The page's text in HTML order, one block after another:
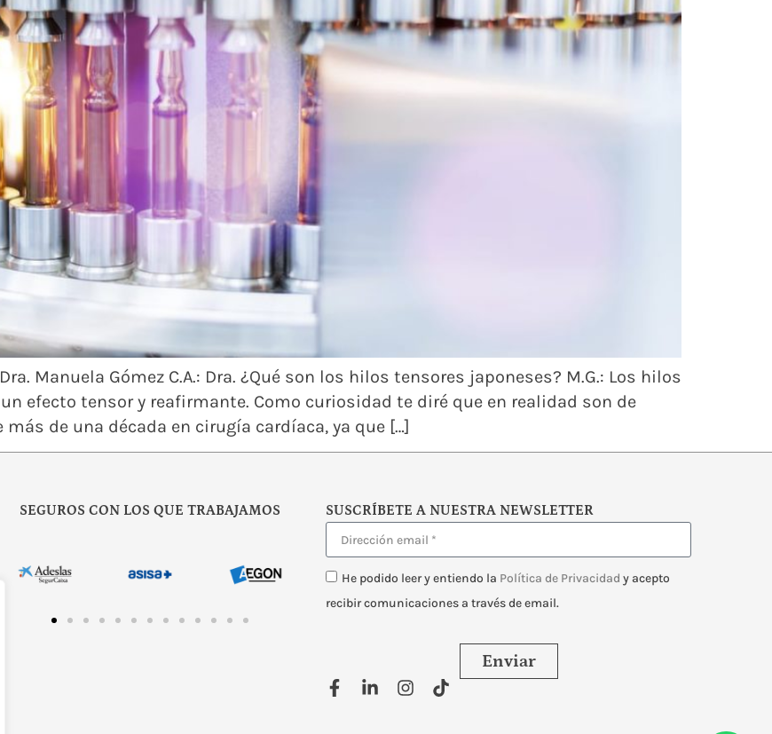
Manuela Gómez C.A.: Dra. ¿Qué son los hilos tensores japoneses? M.G.: Los hilos
efecto tensor y reafirmante. Como curiosidad te diré que en realidad son de
de una década en cirugía cardíaca, ya que […]
SEGUROS CON LOS QUE TRABAJAMOS SUSCRÍBETE A NUESTRA NEWSLETTER
He podido leer y entiendo la Política de Privacidad y acepto
recibir comunicaciones a través de email.
Enviar